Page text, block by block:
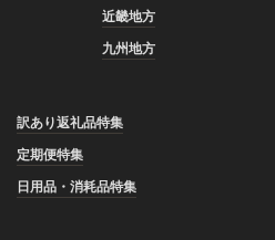
近畿地方
九州地方
訳あり返礼品特集
定期便特集
日用品・消耗品特集